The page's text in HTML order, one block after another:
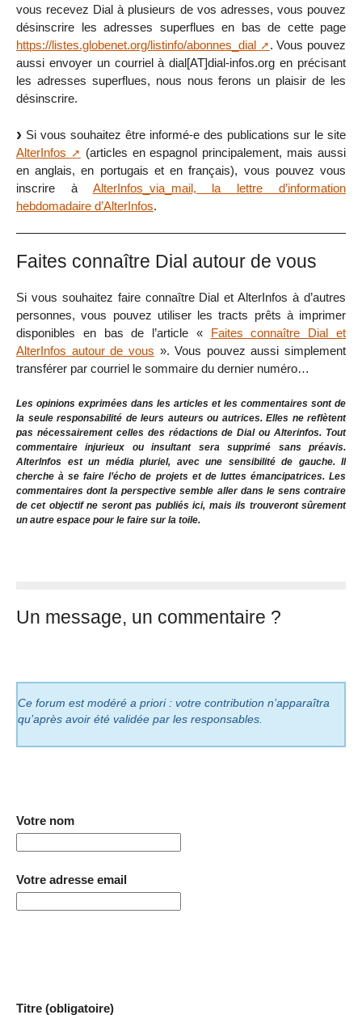
vous recevez Dial à plusieurs de vos adresses, vous pouvez
désinscrire les adresses superflues en bas de cette page
https://listes.globenet.org/listinfo/abonnes_dial
. Vous pouvez
aussi envoyer un courriel à dial[AT]dial-infos.org en précisant
les adresses superflues, nous nous ferons un plaisir de les
désinscrire.
Si vous souhaitez être informé-e des publications sur le site
AlterInfos
(articles en espagnol principalement, mais aussi
en anglais, en portugais et en français), vous pouvez vous
inscrire à AlterInfos_via_mail, la lettre d’information
hebdomadaire d’AlterInfos.
Faites connaître Dial autour de vous
Si vous souhaitez faire connaître Dial et AlterInfos à d’autres
personnes, vous pouvez utiliser les tracts prêts à imprimer
disponibles en bas de l’article « Faites connaître Dial et
AlterInfos autour de vous ». Vous pouvez aussi simplement
transférer par courriel le sommaire du dernier numéro…
Les opinions exprimées dans les articles et les commentaires sont de
la seule responsabilité de leurs auteurs ou autrices. Elles ne reflètent
pas nécessairement celles des rédactions de Dial ou Alterinfos. Tout
commentaire injurieux ou insultant sera supprimé sans préavis.
AlterInfos est un média pluriel, avec une sensibilité de gauche. Il
cherche à se faire l’écho de projets et de luttes émancipatrices. Les
commentaires dont la perspective semble aller dans le sens contraire
de cet objectif ne seront pas publiés ici, mais ils trouveront sûrement
un autre espace pour le faire sur la toile.
Un message, un commentaire ?
Ce forum est modéré a priori : votre contribution n’apparaîtra
qu’après avoir été validée par les responsables.
Votre nom
Votre adresse email
Titre (obligatoire)